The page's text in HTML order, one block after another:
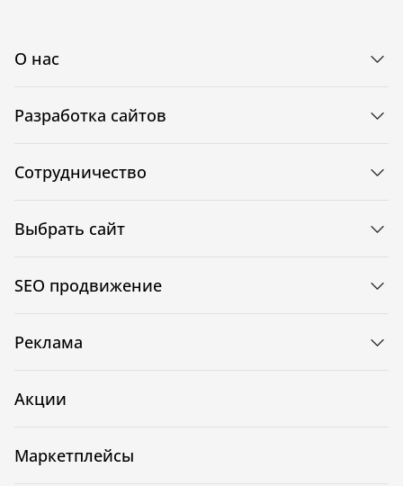
О нас
Разработка сайтов
Сотрудничество
Выбрать сайт
SEO продвижение
Реклама
Акции
Маркетплейсы